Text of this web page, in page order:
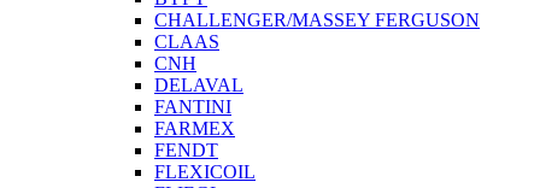
CHALLENGER/MASSEY FERGUSON
CLAAS
CNH
DELAVAL
FANTINI
FARMEX
FENDT
FLEXICOIL